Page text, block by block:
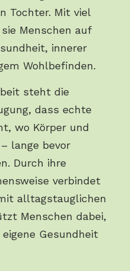
Tochter. Mit viel
Menschen auf
innerer
Wohlbefinden.
steht die
dass echte
wo Körper und
lange bevor
Durch ihre
verbindet
alltagstauglichen
Menschen dabei,
Gesundheit